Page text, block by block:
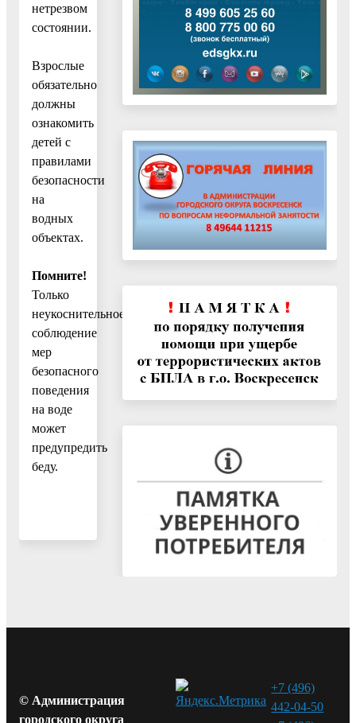
нетрезвом
состоянии.
Взрослые
обязательно
должны
ознакомить
детей с
правилами
безопасности
на
водных
объектах.
Помните!
Только
неукоснительное
соблюдение
мер
безопасного
поведения
на воде
может
предупредить
беду.
© Администрация
городского округа
+7 (496)
442-04-50